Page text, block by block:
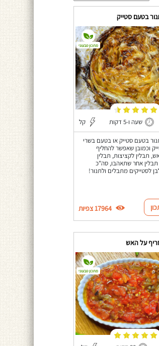
בטעם סטייק
שעה ו-5 דקות קל
בטעם סטייק או בטעם בשרי
וכמובן שאפשר להחליף
תבלין לקציצות, תבלין
תבלין אחר שתאהבו, סה"כ
לסטייקים מתבלים ולתנור!
מתכון טבעוני
17964 צפיות
על האש
מתכון טבעוני